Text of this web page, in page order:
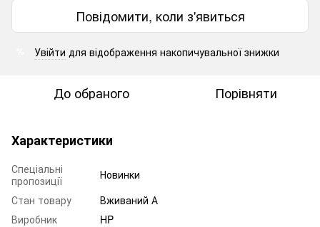
Повідомити, коли з'явиться
Увійти для відображення накопичувальної знижки
До обраного Порівняти
Характеристики
Спеціальні
пропозиції
Новинки
Стан товару
Вживаний А
Виробник
HP